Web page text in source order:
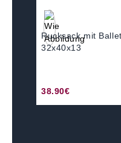
Rucksack mit
32x40x13
38.90€